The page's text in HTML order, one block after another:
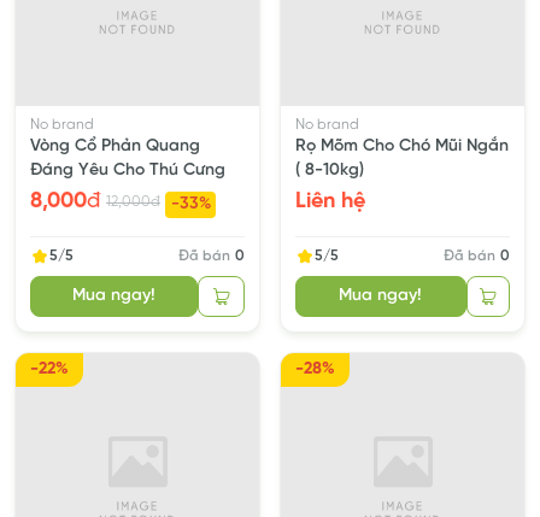
No brand
Vòng Cổ Phản Quang
Đáng Yêu Cho Thú Cưng
8,000đ 12,000đ -33%
5/5 Đã bán 0
Mua ngay!
No brand
Rọ Mõm Cho Chó Mũi Ngắn
( 8-10kg)
Liên hệ
5/5 Đã bán 0
Mua ngay!
-22% -28%